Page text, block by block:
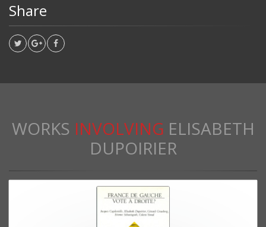
Share
WORKS INVOLVING ELISABETH
DUPOIRIER